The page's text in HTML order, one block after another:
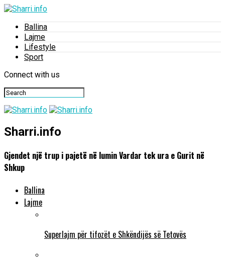
Ballina
Lajme
Lifestyle
Sport
Connect with us
Sharri.info
Gjendet një trup i pajetë në lumin Vardar tek ura e Gurit në
Shkup
Ballina
Lajme
Superlajm për tifozët e Shkëndijës së Tetovës